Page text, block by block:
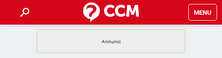
MENU